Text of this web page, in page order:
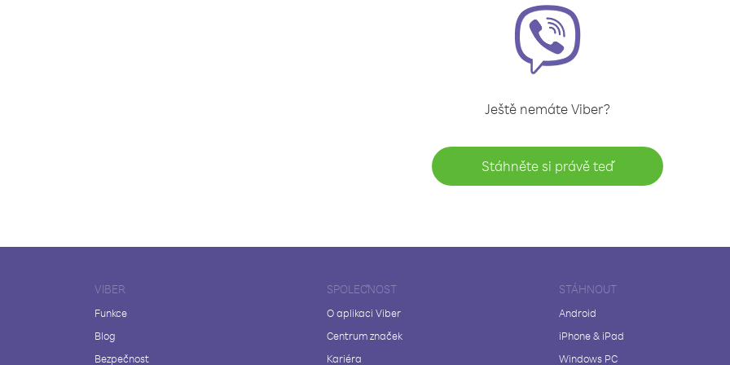
Ještě nemáte Viber?
Stáhněte si právě teď
VIBER
Funkce
Blog
Bezpečnost
SPOLEČNOST
O aplikaci Viber
Centrum značek
Kariéra
STÁHNOUT
Android
iPhone & iPad
Windows PC